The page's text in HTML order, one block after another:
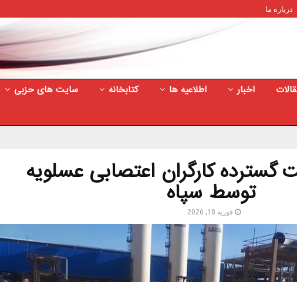
درباره ما
اخبار اطلاعیه ها کتابخانه سایت های حزبی
گسترده کارگران اعتصابی عسلویه
توسط سپاه
فوریه 18, 2026